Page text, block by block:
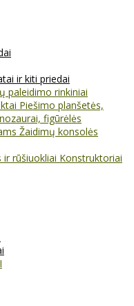
ir kiti priedai
paleidimo rinkiniai
Piešimo planšetės,
figūrėlės
Žaidimų konsolės
ir rūšiuokliai Konstruktoriai